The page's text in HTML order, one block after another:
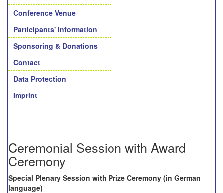
Conference Venue
Participants' Information
Sponsoring & Donations
Contact
Data Protection
Imprint
Ceremonial Session with Award
Ceremony
Special Plenary Session with Prize Ceremony (in German
language)